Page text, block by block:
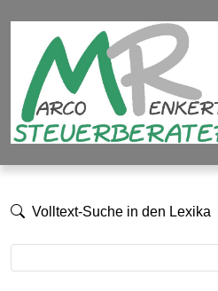
Volltext-Suche in den Lexika